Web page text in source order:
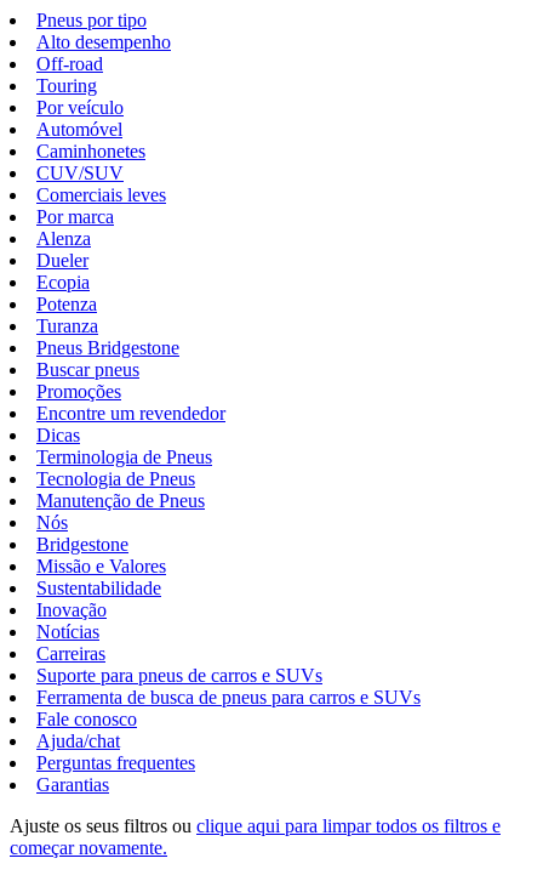
Pneus por tipo
Alto desempenho
Off-road
Touring
Por veículo
Automóvel
Caminhonetes
CUV/SUV
Comerciais leves
Por marca
Alenza
Dueler
Ecopia
Potenza
Turanza
Pneus Bridgestone
Buscar pneus
Promoções
Encontre um revendedor
Dicas
Terminologia de Pneus
Tecnologia de Pneus
Manutenção de Pneus
Nós
Bridgestone
Missão e Valores
Sustentabilidade
Inovação
Notícias
Carreiras
Suporte para pneus de carros e SUVs
Ferramenta de busca de pneus para carros e SUVs
Fale conosco
Ajuda/chat
Perguntas frequentes
Garantias
Ajuste os seus filtros ou clique aqui para limpar todos os filtros e
começar novamente.